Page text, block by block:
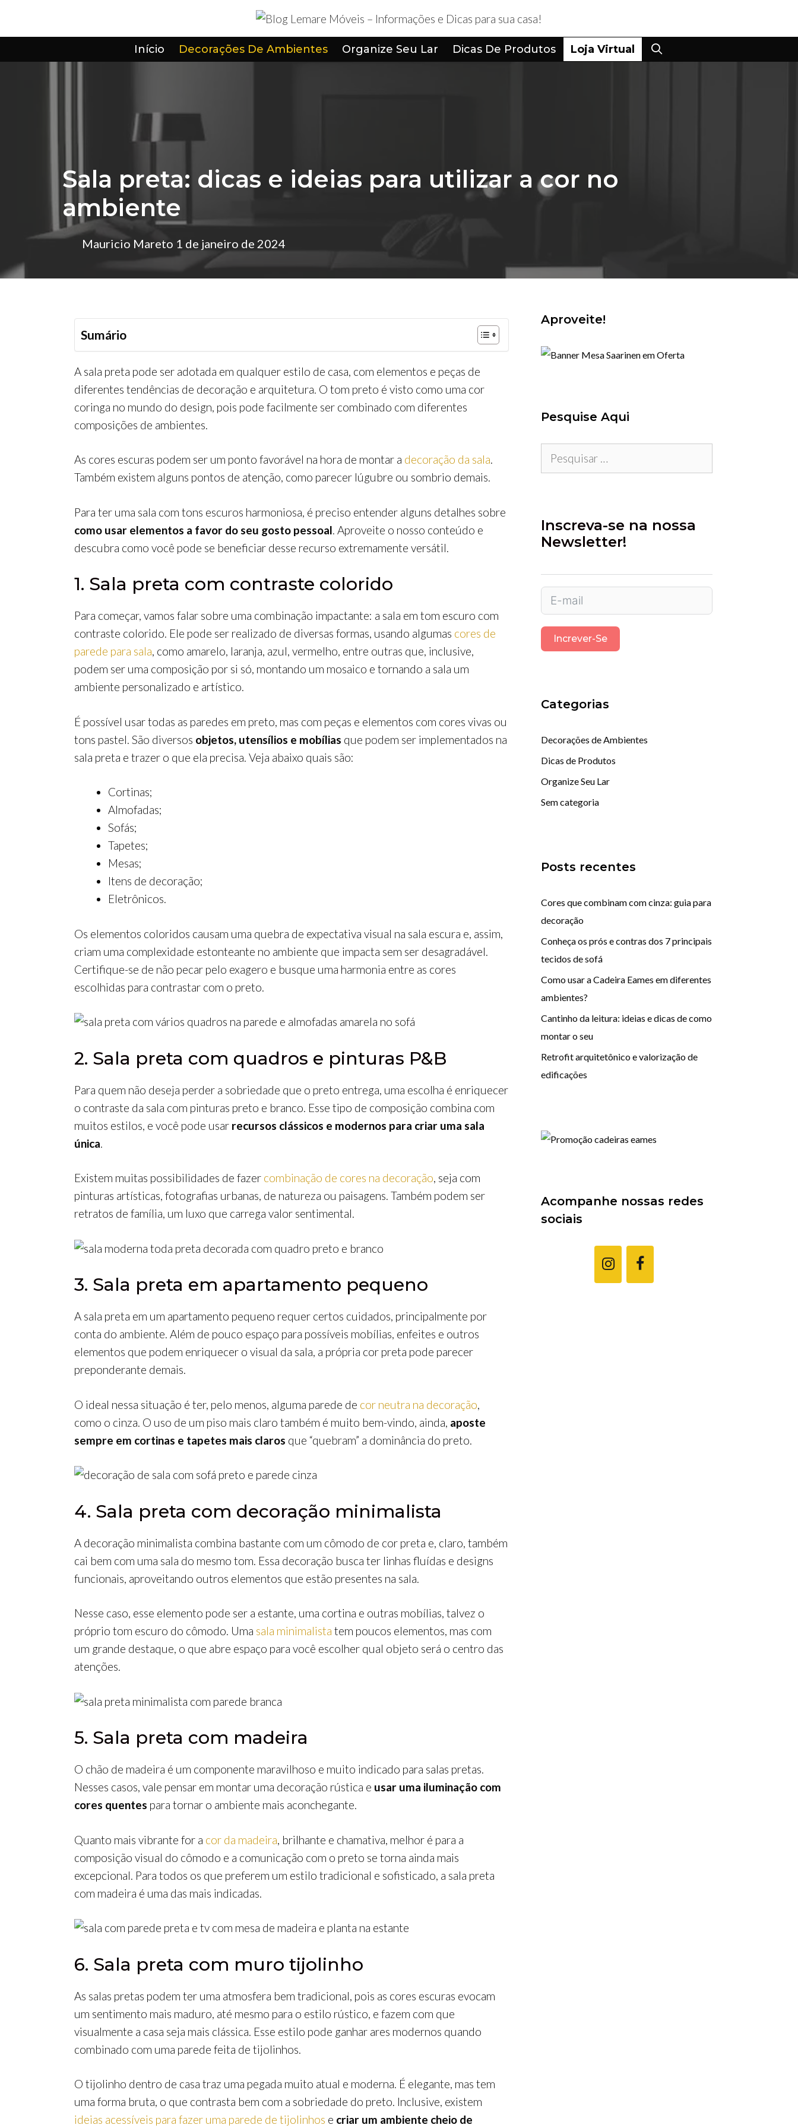
conteúdo
Início Decorações De Ambientes Organize Seu Lar Dicas De Produtos Loja Virtual
Sala preta: dicas e ideias para utilizar a cor no
ambiente
Mauricio Mareto 1 de janeiro de 2024
Sumário
A sala preta pode ser adotada em qualquer estilo de casa, com elementos e peças de
diferentes tendências de decoração e arquitetura. O tom preto é visto como uma cor
coringa no mundo do design, pois pode facilmente ser combinado com diferentes
composições de ambientes.
As cores escuras podem ser um ponto favorável na hora de montar a decoração da sala.
Também existem alguns pontos de atenção, como parecer lúgubre ou sombrio demais.
Para ter uma sala com tons escuros harmoniosa, é preciso entender alguns detalhes sobre
como usar elementos a favor do seu gosto pessoal. Aproveite o nosso conteúdo e
descubra como você pode se beneficiar desse recurso extremamente versátil.
1. Sala preta com contraste colorido
Para começar, vamos falar sobre uma combinação impactante: a sala em tom escuro com
contraste colorido. Ele pode ser realizado de diversas formas, usando algumas cores de
parede para sala, como amarelo, laranja, azul, vermelho, entre outras que, inclusive,
podem ser uma composição por si só, montando um mosaico e tornando a sala um
ambiente personalizado e artístico.
É possível usar todas as paredes em preto, mas com peças e elementos com cores vivas ou
tons pastel. São diversos objetos, utensílios e mobílias que podem ser implementados na
sala preta e trazer o que ela precisa. Veja abaixo quais são:
Cortinas;
Almofadas;
Sofás;
Tapetes;
Mesas;
Itens de decoração;
Eletrônicos.
Os elementos coloridos causam uma quebra de expectativa visual na sala escura e, assim,
criam uma complexidade estonteante no ambiente que impacta sem ser desagradável.
Certifique-se de não pecar pelo exagero e busque uma harmonia entre as cores
escolhidas para contrastar com o preto.
2. Sala preta com quadros e pinturas P&B
Para quem não deseja perder a sobriedade que o preto entrega, uma escolha é enriquecer
o contraste da sala com pinturas preto e branco. Esse tipo de composição combina com
muitos estilos, e você pode usar recursos clássicos e modernos para criar uma sala
única.
Existem muitas possibilidades de fazer combinação de cores na decoração, seja com
pinturas artísticas, fotografias urbanas, de natureza ou paisagens. Também podem ser
retratos de família, um luxo que carrega valor sentimental.
3. Sala preta em apartamento pequeno
A sala preta em um apartamento pequeno requer certos cuidados, principalmente por
conta do ambiente. Além de pouco espaço para possíveis mobílias, enfeites e outros
elementos que podem enriquecer o visual da sala, a própria cor preta pode parecer
preponderante demais.
O ideal nessa situação é ter, pelo menos, alguma parede de cor neutra na decoração,
como o cinza. O uso de um piso mais claro também é muito bem-vindo, ainda, aposte
sempre em cortinas e tapetes mais claros que “quebram” a dominância do preto.
4. Sala preta com decoração minimalista
A decoração minimalista combina bastante com um cômodo de cor preta e, claro, também
cai bem com uma sala do mesmo tom. Essa decoração busca ter linhas fluídas e designs
funcionais, aproveitando outros elementos que estão presentes na sala.
Nesse caso, esse elemento pode ser a estante, uma cortina e outras mobílias, talvez o
próprio tom escuro do cômodo. Uma sala minimalista tem poucos elementos, mas com
um grande destaque, o que abre espaço para você escolher qual objeto será o centro das
atenções.
5. Sala preta com madeira
O chão de madeira é um componente maravilhoso e muito indicado para salas pretas.
Nesses casos, vale pensar em montar uma decoração rústica e usar uma iluminação com
cores quentes para tornar o ambiente mais aconchegante.
Quanto mais vibrante for a cor da madeira, brilhante e chamativa, melhor é para a
composição visual do cômodo e a comunicação com o preto se torna ainda mais
excepcional. Para todos os que preferem um estilo tradicional e sofisticado, a sala preta
com madeira é uma das mais indicadas.
6. Sala preta com muro tijolinho
As salas pretas podem ter uma atmosfera bem tradicional, pois as cores escuras evocam
um sentimento mais maduro, até mesmo para o estilo rústico, e fazem com que
visualmente a casa seja mais clássica. Esse estilo pode ganhar ares modernos quando
combinado com uma parede feita de tijolinhos.
O tijolinho dentro de casa traz uma pegada muito atual e moderna. É elegante, mas tem
uma forma bruta, o que contrasta bem com a sobriedade do preto. Inclusive, existem
ideias acessíveis para fazer uma parede de tijolinhos e criar um ambiente cheio de
Aproveite!
Pesquise Aqui
por:
Inscreva-se na nossa
Newsletter!
Increver-Se
Categorias
Decorações de Ambientes
Dicas de Produtos
Organize Seu Lar
Sem categoria
Posts recentes
Cores que combinam com cinza: guia para
decoração
Conheça os prós e contras dos 7 principais
tecidos de sofá
Como usar a Cadeira Eames em diferentes
ambientes?
Cantinho da leitura: ideias e dicas de como
montar o seu
Retrofit arquitetônico e valorização de
edificações
Acompanhe nossas redes
sociais